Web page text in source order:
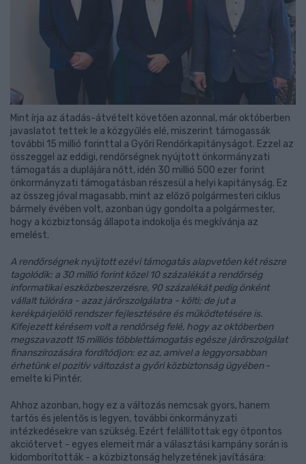
Mint írja az átadás-átvételt követően azonnal, már októberben
javaslatot tettek le a közgyűlés elé, miszerint támogassák
további 15 millió forinttal a Győri Rendőrkapitányságot. Ezzel az
összeggel az eddigi, rendőrségnek nyújtott önkormányzati
támogatás a duplájára nőtt, idén 30 millió 500 ezer forint
önkormányzati támogatásban részesül a helyi kapitányság. Ez
az összeg jóval magasabb, mint az előző polgármesteri ciklus
bármely évében volt, azonban úgy gondolta a polgármester,
hogy a közbiztonság állapota indokolja és megkívánja az
emelést.
A rendőrségnek nyújtott ezévi támogatás alapvetően két részre
tagolódik: a 30 millió forint közel 10 százalékát a rendőrség
informatikai eszközbeszerzésre, 90 százalékát pedig önként
vállalt túlórára - azaz járőrszolgálatra - költi; de jut a
kerékpárjelölő rendszer fejlesztésére és működtetésére is.
Kifejezett kérésem volt a rendőrség felé, hogy az októberben
megszavazott 15 milliós többlettámogatás egésze járőrszolgálat
finanszírozására fordítódjon: ez az, amivel a leggyorsabban
érhetünk el pozitív változást a győri közbiztonság ügyében-
emelte ki Pintér.
Ahhoz azonban, hogy ez a változás nemcsak gyors, hanem
tartós és jelentős is legyen, további önkormányzati
intézkedésekre van szükség. Ezért felállítottak egy ötpontos
akciótervet - egyes elemeit már a választási kampány során is
kidomborították - a közbiztonság helyzetének javítására: